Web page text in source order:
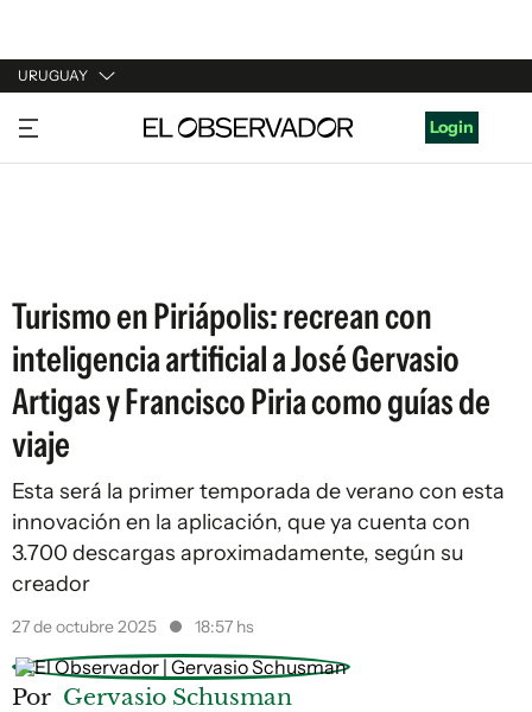
URUGUAY
URUGUAY
ARGENTINA
Login
Turismo en Piriápolis: recrean con
inteligencia artificial a José Gervasio
Artigas y Francisco Piria como guías de
viaje
Esta será la primer temporada de verano con esta
innovación en la aplicación, que ya cuenta con
3.700 descargas aproximadamente, según su
creador
27 de octubre 2025 18:57 hs
Por Gervasio Schusman